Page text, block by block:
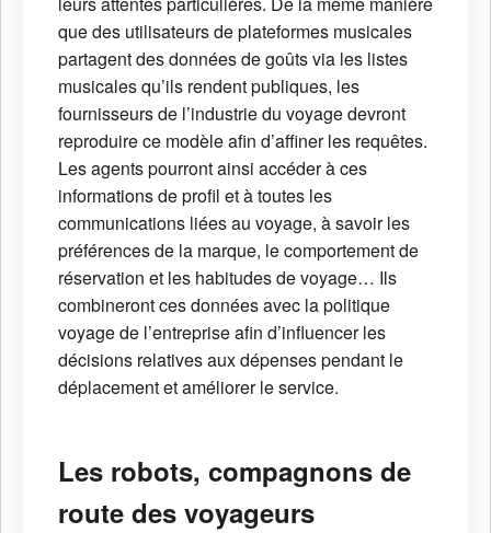
que des utilisateurs de plateformes musicales
partagent des données de goûts via les listes
musicales qu’ils rendent publiques, les
fournisseurs de l’industrie du voyage devront
reproduire ce modèle afin d’affiner les requêtes.
Les agents pourront ainsi accéder à ces
informations de profil et à toutes les
communications liées au voyage, à savoir les
préférences de la marque, le comportement de
réservation et les habitudes de voyage… Ils
combineront ces données avec la politique
voyage de l’entreprise afin d’influencer les
décisions relatives aux dépenses pendant le
déplacement et améliorer le service.
Les robots, compagnons de
route des voyageurs